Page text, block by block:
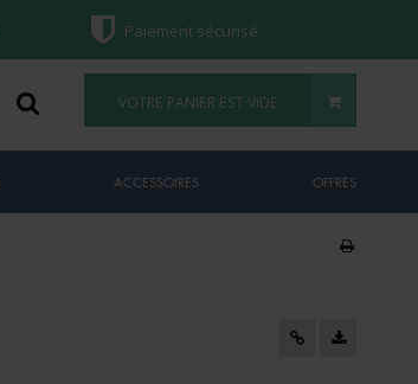
Paiement sécurisé
VOTRE PANIER EST VIDE
ACCESSOIRES OFFRES